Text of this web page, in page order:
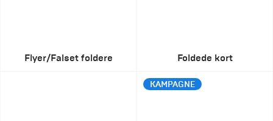
Flyer/Falset foldere Foldede kort
KAMPAGNE